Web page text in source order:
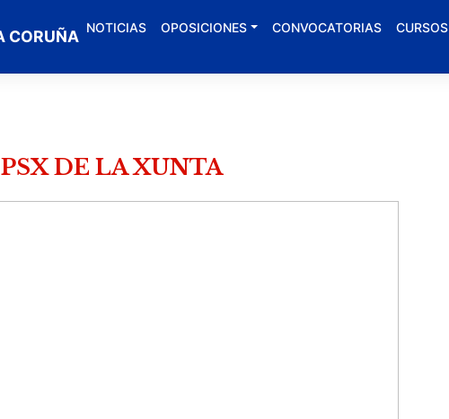
NOTICIAS OPOSICIONES CONVOCATORIAS CURSOS
PSX DE LA XUNTA